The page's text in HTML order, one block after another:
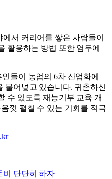
서 커리어를 쌓은 사람들이
활용하는 방법 또한 염두에
들이 농업의 6차 산업화에
불어넣고 있습니다. 귀촌하신
수 있도록 재능기부 교육 개
껏 펼칠 수 있는 기회를 적극
비 단단히 하자